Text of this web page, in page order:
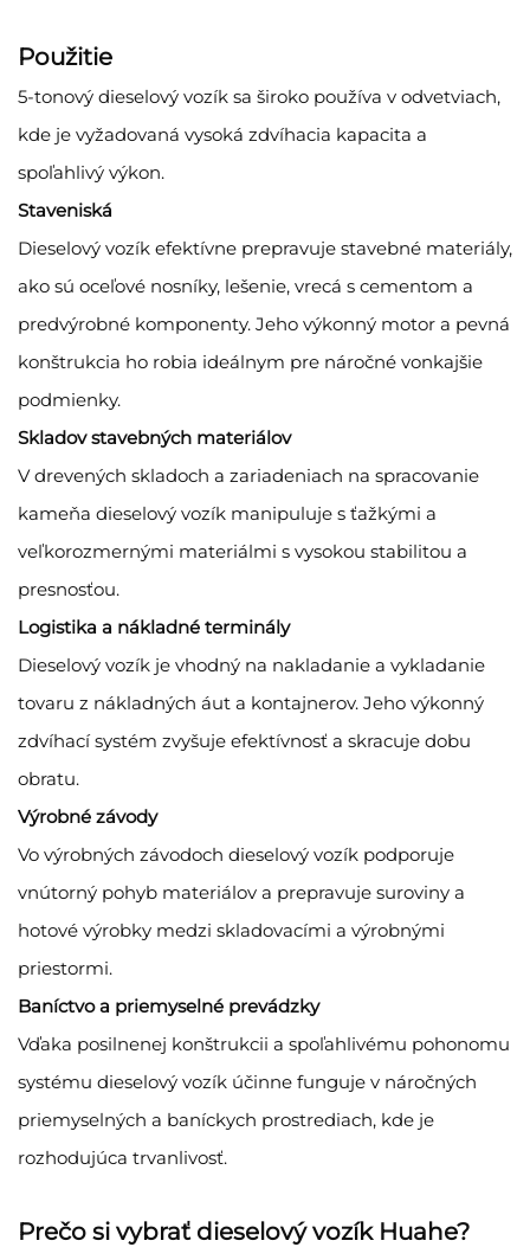
Použitie
5-tonový dieselový vozík sa široko používa v odvetviach,
kde je vyžadovaná vysoká zdvíhacia kapacita a
spoľahlivý výkon.
Staveniská
Dieselový vozík efektívne prepravuje stavebné materiály,
ako sú oceľové nosníky, lešenie, vrecá s cementom a
predvýrobné komponenty. Jeho výkonný motor a pevná
konštrukcia ho robia ideálnym pre náročné vonkajšie
podmienky.
Skladov stavebných materiálov
V drevených skladoch a zariadeniach na spracovanie
kameňa dieselový vozík manipuluje s ťažkými a
veľkorozmernými materiálmi s vysokou stabilitou a
presnosťou.
Logistika a nákladné terminály
Dieselový vozík je vhodný na nakladanie a vykladanie
tovaru z nákladných áut a kontajnerov. Jeho výkonný
zdvíhací systém zvyšuje efektívnosť a skracuje dobu
obratu.
Výrobné závody
Vo výrobných závodoch dieselový vozík podporuje
vnútorný pohyb materiálov a prepravuje suroviny a
hotové výrobky medzi skladovacími a výrobnými
priestormi.
Baníctvo a priemyselné prevádzky
Vďaka posilnenej konštrukcii a spoľahlivému pohonomu
systému dieselový vozík účinne funguje v náročných
priemyselných a baníckych prostrediach, kde je
rozhodujúca trvanlivosť.
Prečo si vybrať dieselový vozík Huahe?